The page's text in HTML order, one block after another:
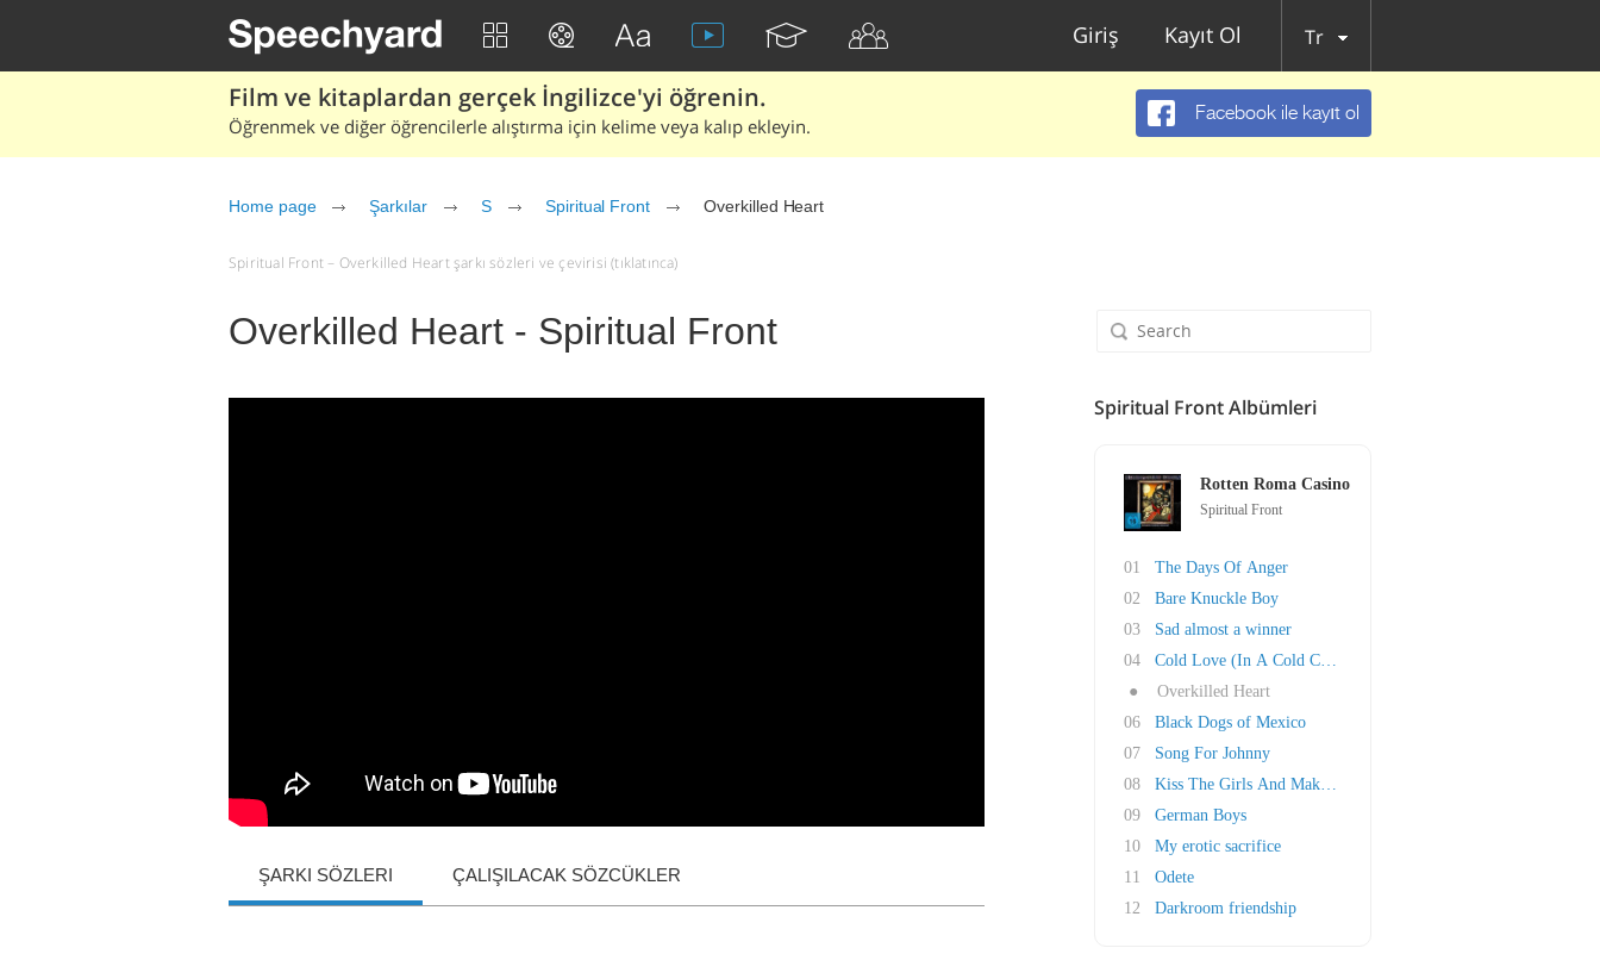
Giriş Kayıt Ol Tr
Film ve kitaplardan gerçek İngilizce'yi öğrenin.
Öğrenmek ve diğer öğrencilerle alıştırma için kelime veya kalıp ekleyin.
Facebook ile kayıt ol
Home page Şarkılar S Spiritual Front Overkilled Heart
Spiritual Front – Overkilled Heart şarkı sözleri ve çevirisi (tıklatınca)
Overkilled Heart - Spiritual Front
ŞARKI SÖZLERI ÇALIŞILACAK SÖZCÜKLER
Spiritual Front Albümleri
Rotten Roma Casino
Spiritual Front
01
The Days Of Anger
02
Bare Knuckle Boy
03
Sad almost a winner
04
Cold Love (In A Cold Coffin)
●
Overkilled Heart
06
Black Dogs of Mexico
07
Song For Johnny
08
Kiss The Girls And Make Them Die
09
German Boys
10
My erotic sacrifice
11
Odete
12
Darkroom friendship